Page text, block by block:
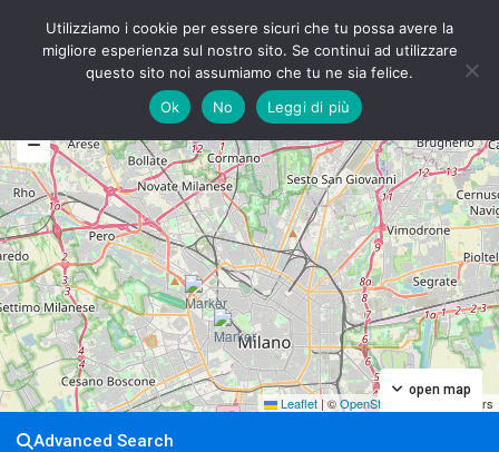
Leaflet|©OpenStreetMap contributors
open map
My Location Fullscreen
Advanced Search
Utilizziamo i cookie per essere sicuri che tu possa avere la
migliore esperienza sul nostro sito. Se continui ad utilizzare
questo sito noi assumiamo che tu ne sia felice.
Ok
No Leggi di più